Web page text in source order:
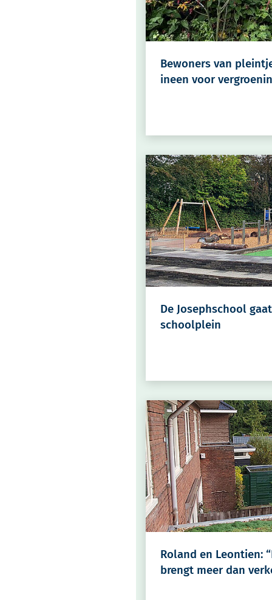
Bewoners van
ineen voor
De Josephschool
schoolplein
Roland en Leontien:
brengt meer dan